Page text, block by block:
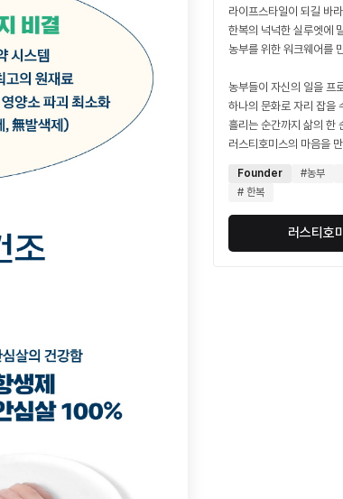
라이프스타일이 되길 바
한복의 넉넉한 실루엣에
농부를 위한 워크웨어를
농부들이 자신의 일을 프
하나의 문화로 자리 잡을
흘리는 순간까지 삶의 한
러스티호미스의 마음을
Founder #농부
# 한복
러스티호